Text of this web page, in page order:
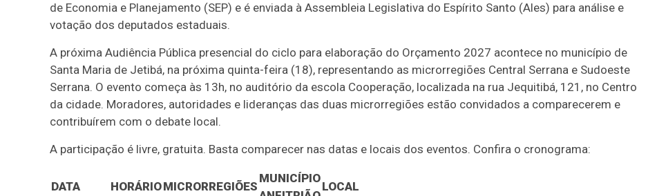
de Economia e Planejamento (SEP) e é enviada à Assembleia Legislativa do Espírito Santo (Ales) para análise e
votação dos deputados estaduais.
A próxima Audiência Pública presencial do ciclo para elaboração do Orçamento 2027 acontece no município de
Santa Maria de Jetibá, na próxima quinta-feira (18), representando as microrregiões Central Serrana e Sudoeste
Serrana. O evento começa às 13h, no auditório da escola Cooperação, localizada na rua Jequitibá, 121, no Centro
da cidade. Moradores, autoridades e lideranças das duas microrregiões estão convidados a comparecerem e
contribuírem com o debate local.
A participação é livre, gratuita. Basta comparecer nas datas e locais dos eventos. Confira o cronograma:
DATA HORÁRIOMICRORREGIÕES
MUNICÍPIO
LOCAL